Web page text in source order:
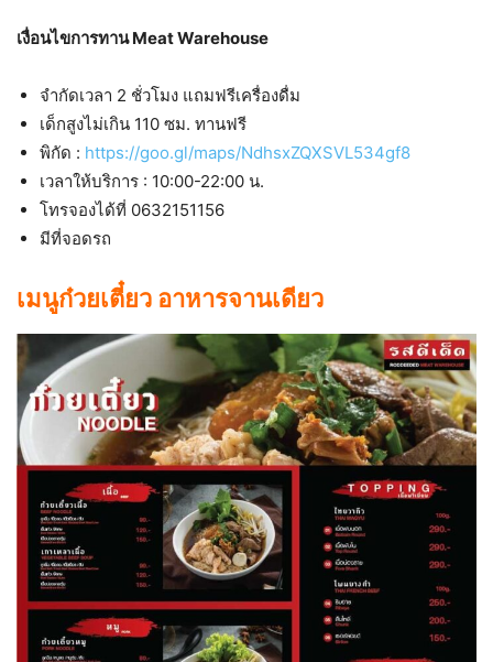
เงื่อนไขการทาน Meat Warehouse
จำกัดเวลา 2 ชั่วโมง แถมฟรีเครื่องดื่ม
เด็กสูงไม่เกิน 110 ซม. ทานฟรี
พิกัด : https://goo.gl/maps/NdhsxZQXSVL534gf8
เวลาให้บริการ : 10:00-22:00 น.
โทรจองได้ที่ 0632151156
มีที่จอดรถ
เมนูก๋วยเตี๋ยว อาหารจานเดียว